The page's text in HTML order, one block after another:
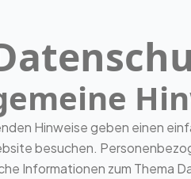
Hinweise geben einen
besuchen.
Informationen zum Thema